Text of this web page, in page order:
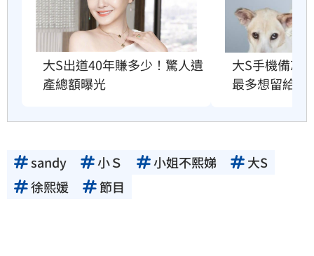
大S出道40年賺多少！驚人遺
產總額曝光
大S手機備忘
最多想留給他
sandy 小Ｓ 小姐不熙娣
大S
徐熙媛
節目